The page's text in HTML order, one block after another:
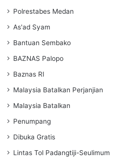
Polrestabes Medan
As'ad Syam
Bantuan Sembako
BAZNAS Palopo
Baznas RI
Malaysia Batalkan Perjanjian
Malaysia Batalkan
Penumpang
Dibuka Gratis
Lintas Tol Padangtiji-Seulimum